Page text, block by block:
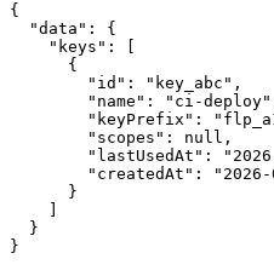
{
  "data": {
    "keys": [
      {
        "id": "key_abc",
"name": "ci-
"keyPrefix":
        "scopes": null,
"lastUsedAt":
"createdAt":
      }
  }
}